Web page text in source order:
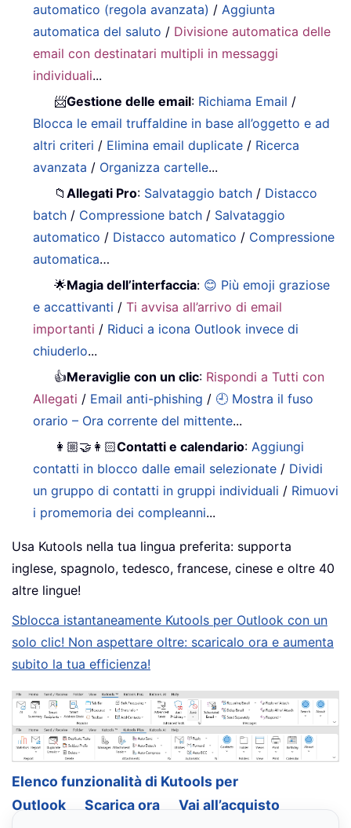
automatico (regola avanzata) /Aggiunta
automatica del saluto / Divisione automatica delle
email con destinatari multipli in messaggi
individuali...
📨Gestione delle email: Richiama Email /
Blocca le email truffaldine in base all’oggetto e ad
altri criteri / Elimina email duplicate / Ricerca
avanzata / Organizza cartelle...
📁Allegati Pro: Salvataggio batch / Distacco
batch / Compressione batch / Salvataggio
automatico / Distacco automatico / Compressione
automatica…
🌟Magia dell’interfaccia: 😊 Più emoji graziose
e accattivanti /Ti avvisa all’arrivo di email
importanti / Riduci a icona Outlook invece di
chiuderlo...
👍Meraviglie con un clic: Rispondi a Tutti con
Allegati / Email anti-phishing / 🕘 Mostra il fuso
orario – Ora corrente del mittente...
👩🏼‍🤝‍👩🏻Contatti e calendario:Aggiungi
contatti in blocco dalle email selezionate / Dividi
un gruppo di contatti in gruppi individuali / Rimuovi
i promemoria dei compleanni...
Usa Kutools nella tua lingua preferita: supporta
inglese, spagnolo, tedesco, francese, cinese e oltre 40
altre lingue!
Sblocca istantaneamente Kutools per Outlook con un
solo clic! Non aspettare oltre: scaricalo ora e aumenta
subito la tua efficienza!
Elenco funzionalità di Kutools per
Outlook
Scarica ora Vai all’acquisto